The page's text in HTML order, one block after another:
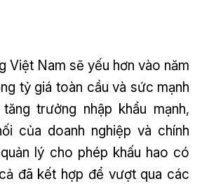
Việt Nam sẽ yếu hơn vào năm
tỷ giá toàn cầu và sức mạnh
trưởng nhập khẩu mạnh,
của doanh nghiệp và chính
lý cho phép khấu hao có
đã kết hợp để vượt qua các